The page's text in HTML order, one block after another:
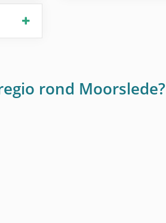
rond Moorslede?